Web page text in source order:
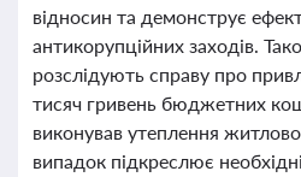
відносин та демонструє
антикорупційних заходів.
розслідують справу про
тисяч гривень бюджетних
виконував утеплення
випадок підкреслює